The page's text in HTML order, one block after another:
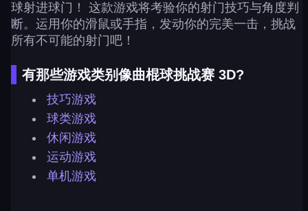
球射进球门！ 这款游戏将考验你的射门技巧与角度判
断。运用你的滑鼠或手指，发动你的完美一击，挑战
所有不可能的射门吧！
有那些游戏类别像曲棍球挑战赛 3D?
技巧游戏
球类游戏
休闲游戏
运动游戏
单机游戏